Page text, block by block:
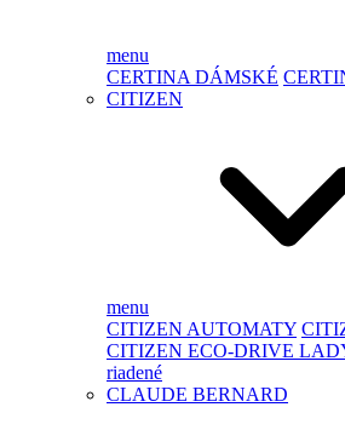
menu
CERTINA DÁMSKÉ
CITIZEN
menu
CITIZEN AUTOMATY
CITIZEN ECO-DRIVE
riadené
CLAUDE BERNARD